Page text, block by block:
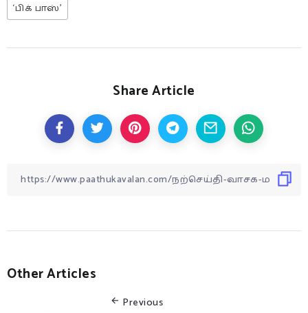
‘பிக் பாஸ்’
Share Article
Other Articles
Previous